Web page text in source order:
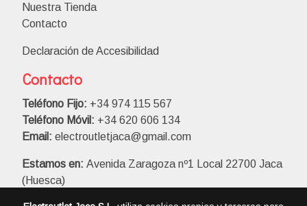
Nuestra Tienda
Contacto
Declaración de Accesibilidad
Contacto
Teléfono Fijo: +34 974 115 567
Teléfono Móvil: +34 620 606 134
Email: electroutletjaca@gmail.com
Estamos en: Avenida Zaragoza nº1 Local 22700 Jaca
(Huesca)